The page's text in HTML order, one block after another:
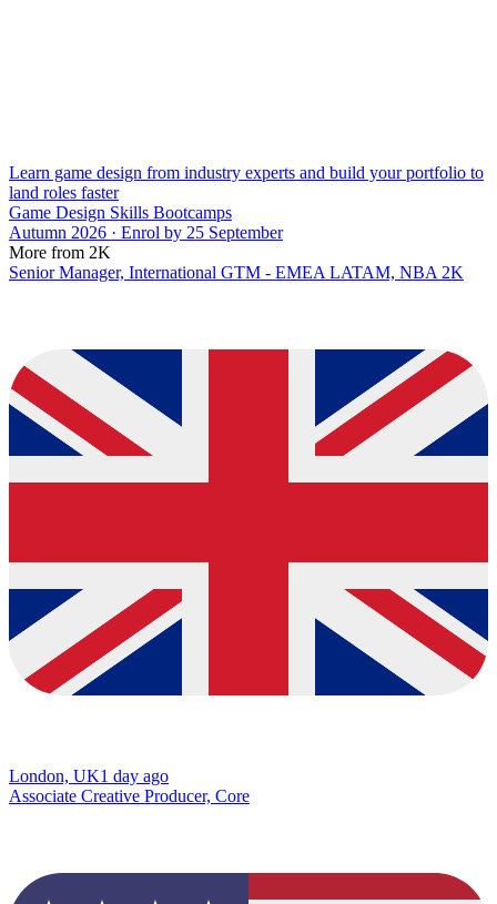
Learn game design from industry experts and build your portfolio to
land roles faster
Game Design Skills Bootcamps
Autumn 2026 · Enrol by 25 September
More from 2K
Senior Manager, International GTM - EMEA LATAM, NBA 2K
London, UK1 day ago
Associate Creative Producer, Core